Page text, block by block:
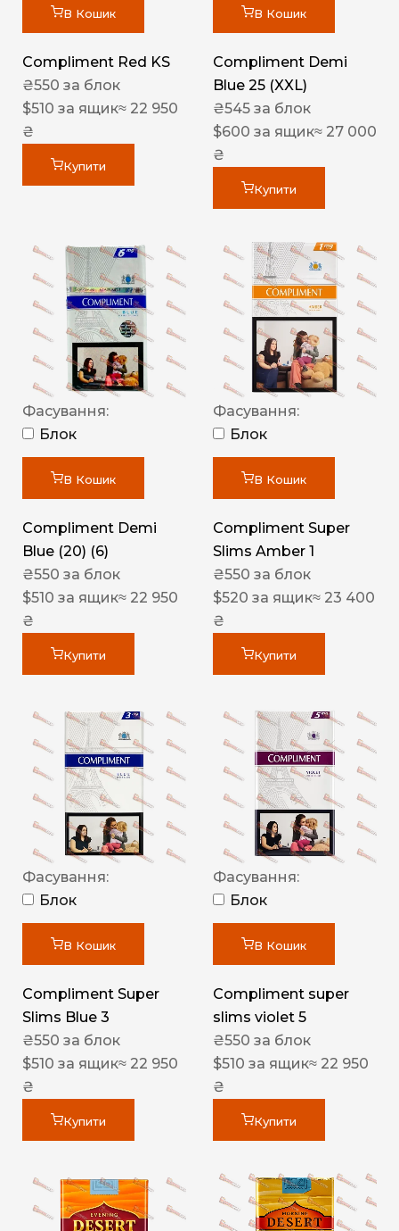
В Кошик
Compliment Red KS
₴550 за блок
$510 за ящик≈ 22 950
₴
Купити
В Кошик
Compliment Demi
Blue 25 (XXL)
₴545 за блок
$600 за ящик≈ 27 000
₴
Купити
Фасування:
Блок
В Кошик
Compliment Demi
Blue (20) (6)
₴550 за блок
$510 за ящик≈ 22 950
₴
Купити
Фасування:
Блок
В Кошик
Compliment Super
Slims Amber 1
₴550 за блок
$520 за ящик≈ 23 400
₴
Купити
Фасування:
Блок
В Кошик
Compliment Super
Slims Blue 3
₴550 за блок
$510 за ящик≈ 22 950
₴
Купити
Фасування:
Блок
В Кошик
Compliment super
slims violet 5
₴550 за блок
$510 за ящик≈ 22 950
₴
Купити